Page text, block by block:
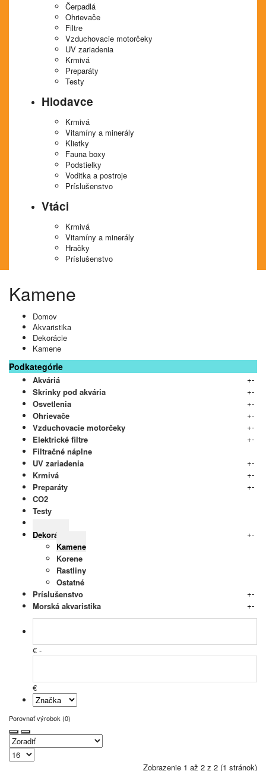
Čerpadlá
Ohrievače
Filtre
Vzduchovacie motorčeky
UV zariadenia
Krmivá
Preparáty
Testy
Hlodavce
Krmivá
Vitamíny a minerály
Klietky
Fauna boxy
Podstielky
Voditka a postroje
Príslušenstvo
Vtáci
Krmivá
Vitamíny a minerály
Hračky
Príslušenstvo
Kamene
Domov
Akvaristika
Dekorácie
Kamene
Podkategórie
Akváriá +-
Skrinky pod akvária
+-
Osvetlenia
+-
Ohrievače
+-
Vzduchovacie motorčeky
+-
Elektrické filtre
+-
Filtračné náplne
UV zariadenia
+-
Krmivá
+-
Preparáty
+-
CO2
Testy
Dekorácie
+-
Kamene
Korene
Rastliny
Ostatné
Príslušenstvo
+-
Morská akvaristika
+-
€ -
€
Porovnať výrobok (0)
Zobrazenie 1 až 2 z 2 (1 stránok)